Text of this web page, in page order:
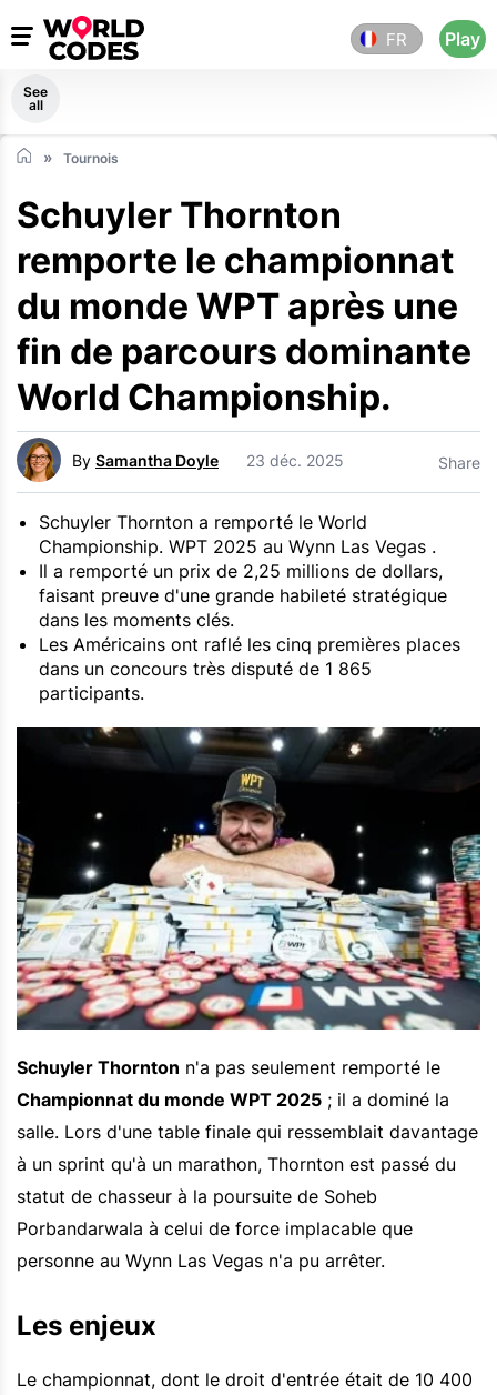
FR Play
See
all
Tournois
Schuyler Thornton
remporte le championnat
du monde WPT après une
fin de parcours dominante
World Championship.
By Samantha Doyle 23 déc. 2025 Share
Schuyler Thornton a remporté le World
Championship. WPT 2025 au Wynn Las Vegas .
Il a remporté un prix de 2,25 millions de dollars,
faisant preuve d'une grande habileté stratégique
dans les moments clés.
Les Américains ont raflé les cinq premières places
dans un concours très disputé de 1 865
participants.
Schuyler Thornton n'a pas seulement remporté le
Championnat du monde WPT 2025 ; il a dominé la
salle. Lors d'une table finale qui ressemblait davantage
à un sprint qu'à un marathon, Thornton est passé du
statut de chasseur à la poursuite de Soheb
Porbandarwala à celui de force implacable que
personne au Wynn Las Vegas n'a pu arrêter.
Les enjeux
Le championnat, dont le droit d'entrée était de 10 400